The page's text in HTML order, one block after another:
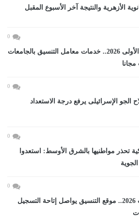
الأزهرية والنتيجة آخر الأسبوع المقبل
0
تنسيق المرحلة الأولى 2026.. خدمات معامل التنسيق بالجامعات
0
الجو الإسرائيلى يرفع درجة الاستعداد
0
تحذر مواطنيها بالشرق الأوسط: استعدوا
0
تنسيق الجامعات 2026.. موقع التنسيق يواصل إتاحة التسجيل